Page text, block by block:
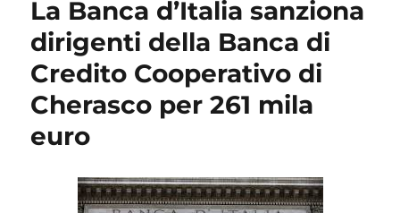
La Banca d’Italia sanziona
dirigenti della Banca di
Credito Cooperativo di
Cherasco per 261 mila
euro